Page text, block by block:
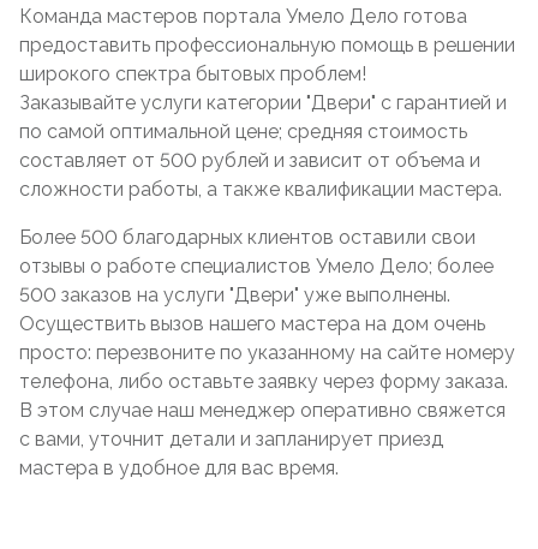
Команда мастеров портала Умело Дело готова
предоставить профессиональную помощь в решении
широкого спектра бытовых проблем!
Заказывайте услуги категории "Двери" с гарантией и
по самой оптимальной цене; средняя стоимость
составляет от 500 рублей и зависит от объема и
сложности работы, а также квалификации мастера.
Более 500 благодарных клиентов оставили свои
отзывы о работе специалистов Умело Дело; более
500 заказов на услуги "Двери" уже выполнены.
Осуществить вызов нашего мастера на дом очень
просто: перезвоните по указанному на сайте номеру
телефона, либо оставьте заявку через форму заказа.
В этом случае наш менеджер оперативно свяжется
с вами, уточнит детали и запланирует приезд
мастера в удобное для вас время.